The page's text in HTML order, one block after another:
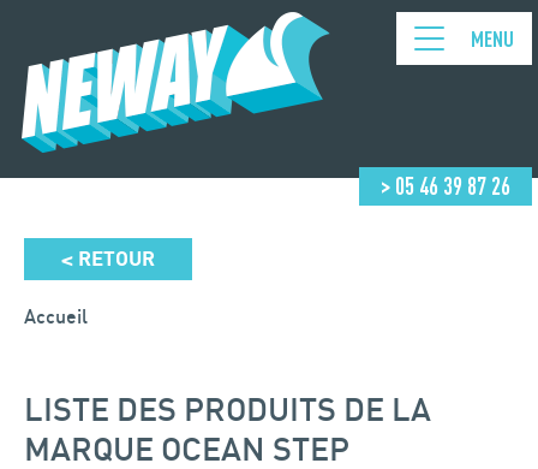
> 05 46 39 87 26
MENU
< RETOUR
Accueil
LISTE DES PRODUITS DE LA
MARQUE OCEAN STEP